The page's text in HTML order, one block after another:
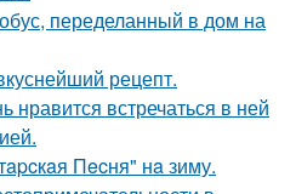
переделанный в дом на
рецепт.
встречаться в ней
Пecня" нa зиму.